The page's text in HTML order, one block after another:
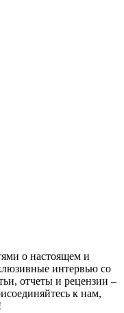
о настоящем и
интервью со
отчеты и рецензии –
к нам,